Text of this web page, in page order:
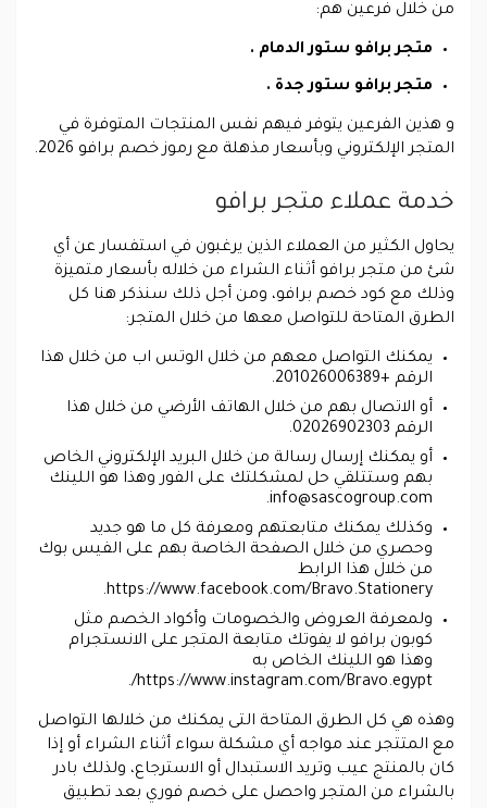
من خلال فرعين هم:
متجر برافو ستور الدمام .
متجر برافو ستور جدة .
و هذين الفرعين يتوفر فيهم نفس المنتجات المتوفرة في
المتجر الإلكتروني وبأسعار مذهلة مع رموز خصم برافو 2026.
خدمة عملاء متجر برافو
يحاول الكثير من العملاء الذين يرغبون في استفسار عن أي
شئ من متجر برافو أثناء الشراء من خلاله بأسعار متميزة
وذلك مع كود خصم برافو، ومن أجل ذلك سنذكر هنا كل
الطرق المتاحة للتواصل معها من خلال المتجر:
يمكنك التواصل معهم من خلال الوتس اب من خلال هذا
الرقم +201026006389.
أو الاتصال بهم من خلال الهاتف الأرضي من خلال هذا
الرقم 02026902303.
أو يمكنك إرسال رسالة من خلال البريد الإلكتروني الخاص
بهم وستتلقي حل لمشكلتك على الفور وهذا هو اللينك
info@sascogroup.com
.
وكذلك يمكنك متابعتهم ومعرفة كل ما هو جديد
وحصري من خلال الصفحة الخاصة بهم على الفيس بوك
من خلال هذا الرابط
https://www.facebook.com/Bravo.Stationery.
ولمعرفة العروض والخصومات وأكواد الخصم مثل
كوبون برافو لا يفوتك متابعة المتجر على الانستجرام
وهذا هو اللينك الخاص به
https://www.instagram.com/Bravo.egypt/.
وهذه هي كل الطرق المتاحة التى يمكنك من خلالها التواصل
مع المتتجر عند مواجه أي مشكلة سواء أثناء الشراء أو إذا
كان بالمنتج عيب وتريد الاستبدال أو الاسترجاع، ولذلك بادر
بالشراء من المتجر واحصل على خصم فوري بعد تطبيق